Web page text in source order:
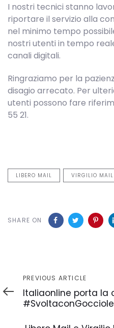
I nostri tecnici stanno
riportare il servizio alla
nel minimo tempo
nostri utenti in tempo
canali digitali.
Ringraziamo per la
disagio arrecato. Per
utenti possono fare
55 21.
LIBERO MAIL VIRGILIO MAIL
SHARE ON
Previous
Article
PREVIOUS ARTICLE
Italiaonline porta la
Article